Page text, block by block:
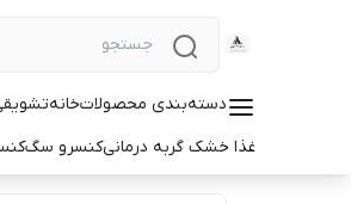
دسته‌بندی محصولاتخانه
غذا خشک گربه درمانیکنسرو سگ